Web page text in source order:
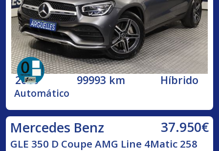
2020 99993 km Híbrido
Automático
Mercedes Benz 37.950€
GLE 350 D Coupe AMG Line 4Matic 258